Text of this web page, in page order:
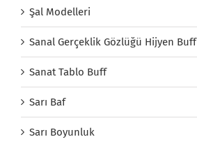
Şal Modelleri
Sanal Gerçeklik Gözlüğü Hijyen Buff
Sanat Tablo Buff
Sarı Baf
Sarı Boyunluk